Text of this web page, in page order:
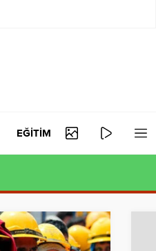
EĞİTİM